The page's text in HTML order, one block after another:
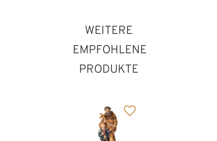
Hl. Gotthard von
Hildesheim mit
WEITERE
EMPFOHLENE
PRODUKTE